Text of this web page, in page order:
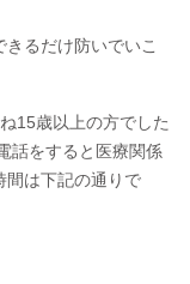
るだけ防いでいこ
15歳以上の方でした
話をすると医療関係
間は下記の通りで